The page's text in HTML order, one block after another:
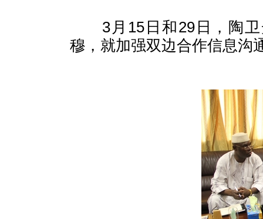
3 月 15 日和29日，陶
穆，就加强双边合作信息沟